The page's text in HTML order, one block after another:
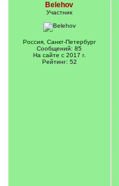
Belehov
Участник
Россия, Санкт-Петербург
Сообщений: 85
На сайте с 2017 г.
Рейтинг: 52